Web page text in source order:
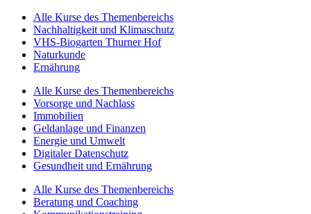
Alle Kurse des Themenbereichs
Nachhaltigkeit und Klimaschutz
VHS-Biogarten Thurner Hof
Naturkunde
Ernährung
Alle Kurse des Themenbereichs
Vorsorge und Nachlass
Immobilien
Geldanlage und Finanzen
Energie und Umwelt
Digitaler Datenschutz
Gesundheit und Ernährung
Alle Kurse des Themenbereichs
Beratung und Coaching